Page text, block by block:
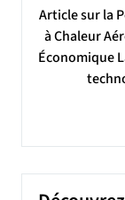
Article sur la
à Chaleur
Économique